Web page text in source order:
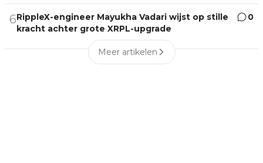
6RippleX-engineer Mayukha Vadari wijst op stille
kracht achter grote XRPL-upgrade
0
Meer artikelen